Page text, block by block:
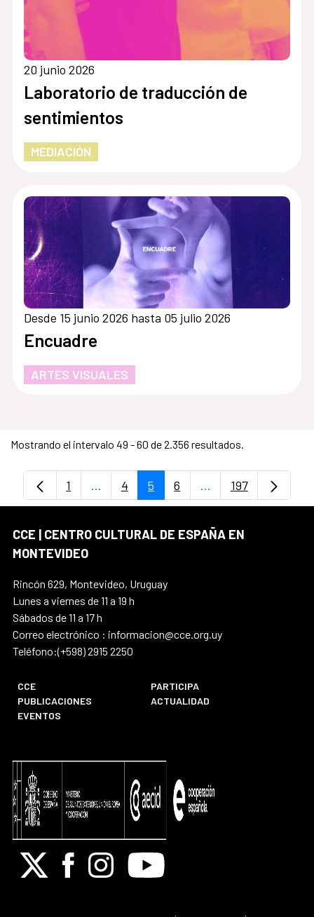
20 junio 2026
Laboratorio de traducción de
sentimientos
MEDIACIÓN
Desde 15 junio 2026 hasta 05 julio 2026
Encuadre
ARTES VISUALES
Mostrando el intervalo 49 - 60 de 2.356 resultados.
Página
1 ...Páginas intermedias Use TAB para
Página
4 Página
5 Página
6 ...PáginasPágina
197
CCE | CENTRO CULTURAL DE ESPAÑA EN
MONTEVIDEO
Rincón 629, Montevideo, Uruguay
Lunes a viernes de 11 a 19 h
Sábados de 11 a 17 h
Correo electrónico : informacion@cce.org.uy
Teléfono:(+598) 2915 2250
CCE
PARTICIPA
PUBLICACIONES
ACTUALIDAD
EVENTOS
X FacebookInstagramYoutube